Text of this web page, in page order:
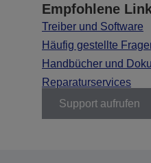
Empfohlene
Treiber und Software
Häufig gestellte
Handbücher und
Reparaturservices
Support aufrufen